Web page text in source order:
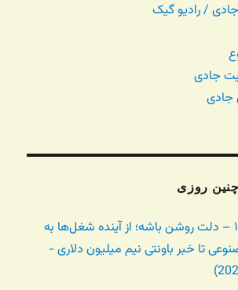
/ رادیو گیک
جادی
جادی
روزی
رادیو جادی ۱۷۳ – دلت روشن باشه؛ از آینده شغل‌ها به
تا خبر باونتی نیم میلیون دلاری -